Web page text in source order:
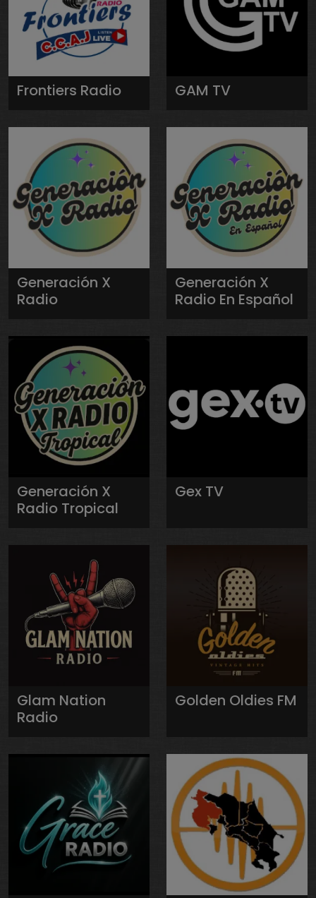
Frontiers Radio GAM TV
Generación X
Radio
Generación X
Radio En Español
Generación X
Radio Tropical
Gex TV
Glam Nation
Radio
Golden Oldies FM